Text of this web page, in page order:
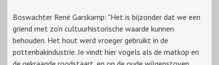
Boswachter René Garskamp: "Het is bijzonder dat we een
griend met zo’n cultuurhistorische waarde kunnen
behouden. Het hout werd vroeger gebruikt in de
pottenbakindustrie. Je vindt hier vogels als de matkop en